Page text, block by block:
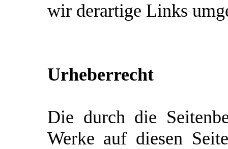
wir derartige Links
Urheberrecht
Die durch die
Werke auf diesen